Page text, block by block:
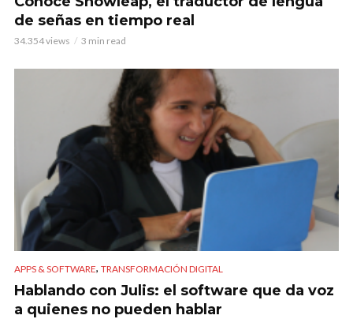
de señas en tiempo real
34.354 views 3 min read
APPS & SOFTWARE, TRANSFORMACIÓN DIGITAL
Hablando con Julis: el software que da voz
a quienes no pueden hablar